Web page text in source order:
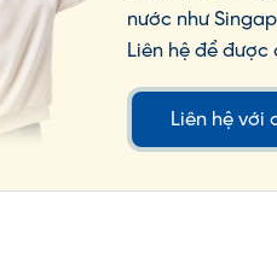
nước như
Liên hệ để
Liên hệ với